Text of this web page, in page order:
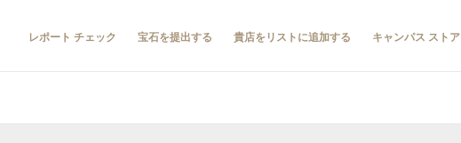
レポート チェック 宝石を提出する 貴店をリストに追加する キャンパス ストア